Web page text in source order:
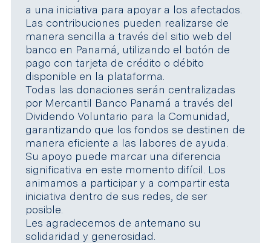
a una iniciativa para apoyar a los afectados.
Las contribuciones pueden realizarse de
manera sencilla a través del sitio web del
banco en Panamá, utilizando el botón de
pago con tarjeta de crédito o débito
disponible en la plataforma.
Todas las donaciones serán centralizadas
por Mercantil Banco Panamá a través del
Dividendo Voluntario para la Comunidad,
garantizando que los fondos se destinen de
manera eficiente a las labores de ayuda.
Su apoyo puede marcar una diferencia
significativa en este momento difícil. Los
animamos a participar y a compartir esta
iniciativa dentro de sus redes, de ser
posible.
Les agradecemos de antemano su
solidaridad y generosidad.